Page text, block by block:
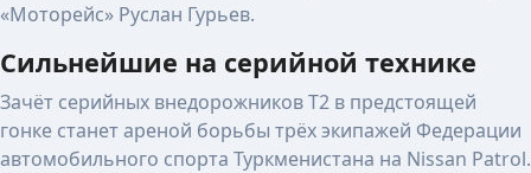
«Моторейс» Руслан Гурьев.
Сильнейшие на серийной технике
Зачёт серийных внедорожников Т2 в предстоящей
гонке станет ареной борьбы трёх экипажей Федерации
автомобильного спорта Туркменистана на Nissan Patrol.